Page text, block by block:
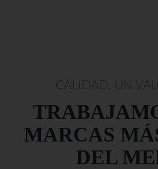
CALIDAD, UN
MARCAS
DEL